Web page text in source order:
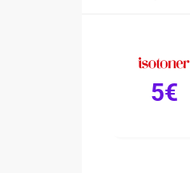
5€